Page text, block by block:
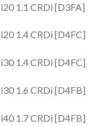
i20 1.1 CRDi [D3FA]
i20 1.4 CRDi [D4FC]
i30 1.4 CRDi [D4FC]
i30 1.6 CRDi [D4FB]
i40 1.7 CRDi [D4FB]